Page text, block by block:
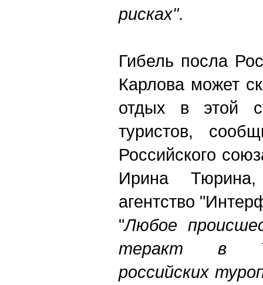
рисках".
Гибель посла
Карлова может
отдых в этой
туристов,
Российского
Ирина Тюрина,
агентство
"Любое
теракт в
российских